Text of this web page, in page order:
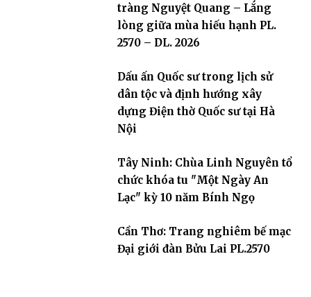
tràng Nguyệt Quang – Lắng
lòng giữa mùa hiếu hạnh PL.
2570 – DL. 2026
Dấu ấn Quốc sư trong lịch sử
dân tộc và định hướng xây
dựng Điện thờ Quốc sư tại Hà
Nội
Tây Ninh: Chùa Linh Nguyên tổ
chức khóa tu "Một Ngày An
Lạc" kỳ 10 năm Bính Ngọ
Cần Thơ: Trang nghiêm bế mạc
Đại giới đàn Bửu Lai PL.2570